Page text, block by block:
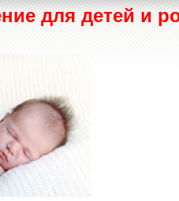
для детей и